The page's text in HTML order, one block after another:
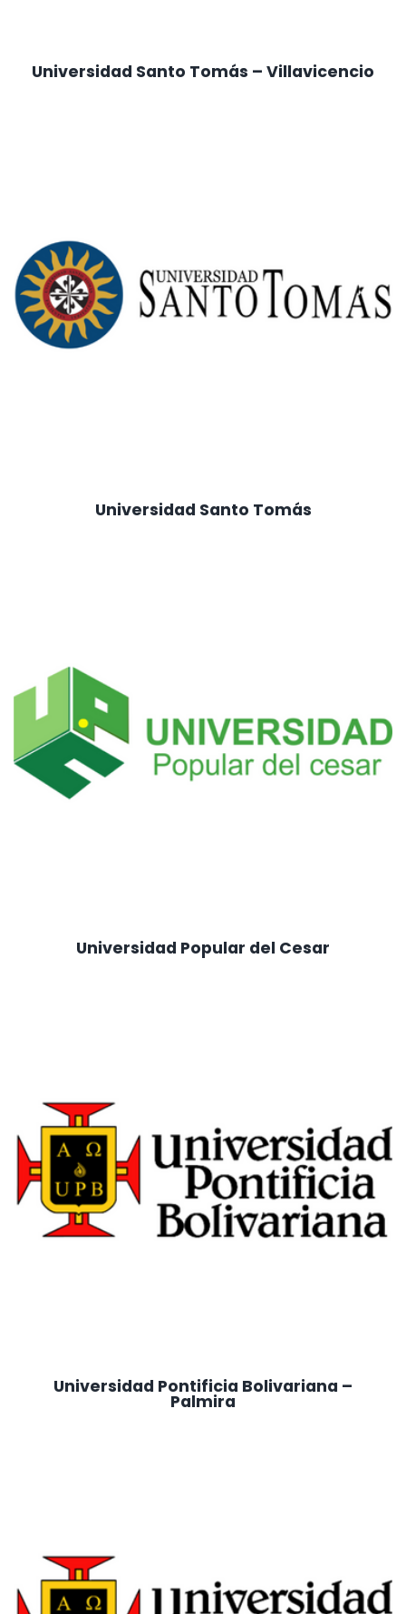
Universidad Santo Tomás – Villavicencio
Universidad Santo Tomás
Universidad Popular del Cesar
Universidad Pontificia Bolivariana –
Palmira